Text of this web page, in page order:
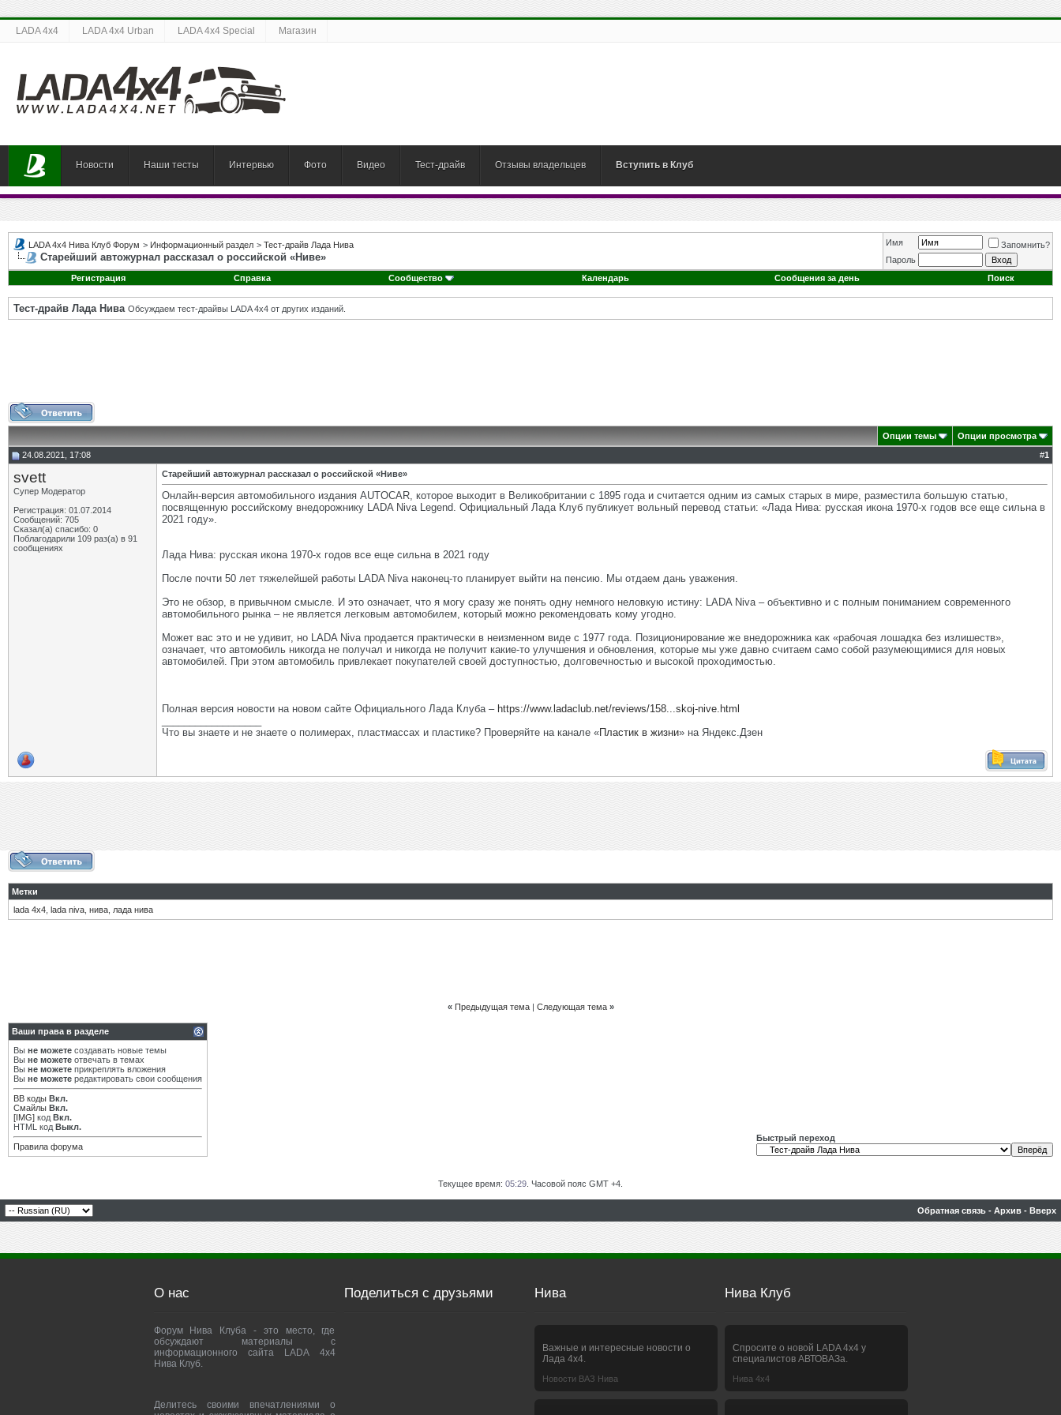
LADA 4x4 LADA 4x4 Urban LADA 4x4 Special Магазин
Новости Наши тесты Интервью Фото Видео Тест-драйв Отзывы владельцев Вступить в Клуб
LADA 4x4 Нива Клуб Форум > Информационный раздел > Тест-драйв Лада Нива
Старейший автожурнал рассказал о российской «Ниве»
Имя
Запомнить?
Пароль
Регистрация
Справка Сообщество Календарь Сообщения за день Поиск
Тест-драйв Лада Нива Обсуждаем тест-драйвы LADA 4x4 от других изданий.
Опции темы
Опции просмотра
24.08.2021, 17:08
#1
svett
Супер Модератор
Регистрация: 01.07.2014
Сообщений: 705
Сказал(а) спасибо: 0
Поблагодарили 109 раз(а) в 91
сообщениях
Старейший автожурнал рассказал о российской «Ниве»
Онлайн-версия автомобильного издания AUTOCAR, которое выходит в Великобритании с 1895 года и считается одним из самых старых в мире, разместила большую статью,
посвященную российскому внедорожнику LADA Niva Legend. Официальный Лада Клуб публикует вольный перевод статьи: «Лада Нива: русская икона 1970-х годов все еще сильна в
2021 году».
Лада Нива: русская икона 1970-х годов все еще сильна в 2021 году
После почти 50 лет тяжелейшей работы LADA Niva наконец-то планирует выйти на пенсию. Мы отдаем дань уважения.
Это не обзор, в привычном смысле. И это означает, что я могу сразу же понять одну немного неловкую истину: LADA Niva – объективно и с полным пониманием современного
автомобильного рынка – не является легковым автомобилем, который можно рекомендовать кому угодно.
Может вас это и не удивит, но LADA Niva продается практически в неизменном виде с 1977 года. Позиционирование же внедорожника как «рабочая лошадка без излишеств»,
означает, что автомобиль никогда не получал и никогда не получит какие-то улучшения и обновления, которые мы уже давно считаем само собой разумеющимися для новых
автомобилей. При этом автомобиль привлекает покупателей своей доступностью, долговечностью и высокой проходимостью.
Полная версия новости на новом сайте Официального Лада Клуба – https://www.ladaclub.net/reviews/158...skoj-nive.html
Что вы знаете и не знаете о полимерах, пластмассах и пластике? Проверяйте на канале «Пластик в жизни» на Яндекс.Дзен
Метки
lada 4х4 lada niva нива лада нива
« Предыдущая тема| Следующая тема »
Ваши права в разделе
Вы не можете создавать новые темы
Вы не можете отвечать в темах
Вы не можете прикреплять вложения
Вы не можете редактировать свои сообщения
BB коды Вкл.
Смайлы Вкл.
[IMG] код Вкл.
HTML код Выкл.
Правила форума
Быстрый переход
Текущее время: 05:29 . Часовой пояс GMT +4.
Обратная связь - Архив - Вверх
О нас
Форум Нива Клуба - это место, где
обсуждают материалы с
информационного сайта LADA 4x4
Нива Клуб.
Делитесь своими впечатлениями о
Поделиться с друзьями Нива
Важные и интересные новости о
Лада 4х4.
Новости ВАЗ Нива
Нива Клуб
Спросите о новой LADA 4x4 у
специалистов АВТОВАЗа.
Нива 4х4